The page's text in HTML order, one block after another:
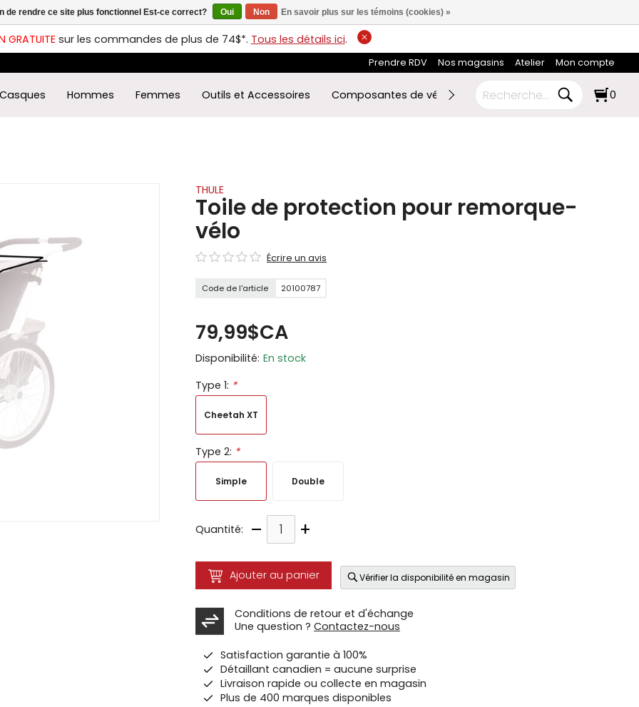
GRATUITEsur les commandes de plus de 74$*. Tous les détails ici.
Prendre RDV Nos magasins Atelier Mon compte
Casques Hommes Femmes Outils et Accessoires Composantes de vélo Ski de fond RABAIS FIN DE
0
THULE
Toile de protection pour remorque-
vélo
Écrire un avis
Code de l'article 20100787
79,99$CA
Disponibilité: En stock
Type 1: *
Cheetah XT
Type 2: *
Simple Double
Quantité: – +
Ajouter au panier Vérifier la disponibilité en magasin
Conditions de retour et d'échange
Une question ? Contactez-nous
Satisfaction garantie à 100%
Détaillant canadien = aucune surprise
Livraison rapide ou collecte en magasin
Plus de 400 marques disponibles
de rendre ce site plus fonctionnel Est-ce correct? Oui Non En savoir plus sur les témoins (cookies) »